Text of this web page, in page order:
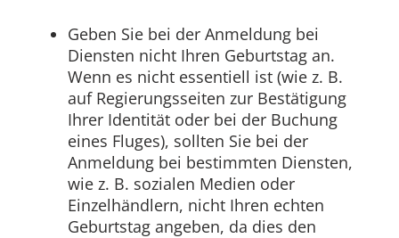
Geben Sie bei der Anmeldung bei
Diensten nicht Ihren Geburtstag an.
Wenn es nicht essentiell ist (wie z. B.
auf Regierungsseiten zur Bestätigung
Ihrer Identität oder bei der Buchung
eines Fluges), sollten Sie bei der
Anmeldung bei bestimmten Diensten,
wie z. B. sozialen Medien oder
Einzelhändlern, nicht Ihren echten
Geburtstag angeben, da dies den